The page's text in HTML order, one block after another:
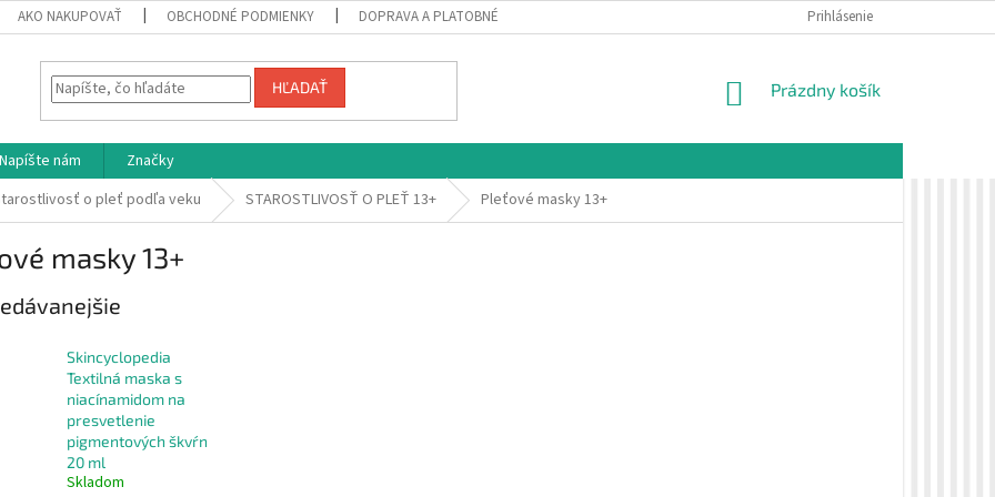
AKO NAKUPOVAŤ OBCHODNÉ PODMIENKY DOPRAVA A PLATOBNÉ PODMIENKY VZORKOVÁ PREDAJŇA
Prihlásenie
HĽADAŤ
NÁKUPNÝ
Prázdny košík
Napíšte nám
Značky
o pleť podľa veku STAROSTLIVOSŤ O PLEŤ 13+ Pleťové masky 13+
masky 13+
Skincyclopedia
Textilná maska s
niacínamidom na
presvetlenie
pigmentových škvŕn
20 ml
Skladom